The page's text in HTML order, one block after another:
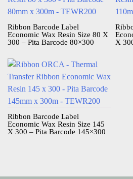
Ribbon Barcode Label
Economic Wax Resin Size 80 X
300 – Pita Barcode 80×300
X
Ribbon Barcode Label
Economic Wax Resin Size 145
X 300 – Pita Barcode 145×300